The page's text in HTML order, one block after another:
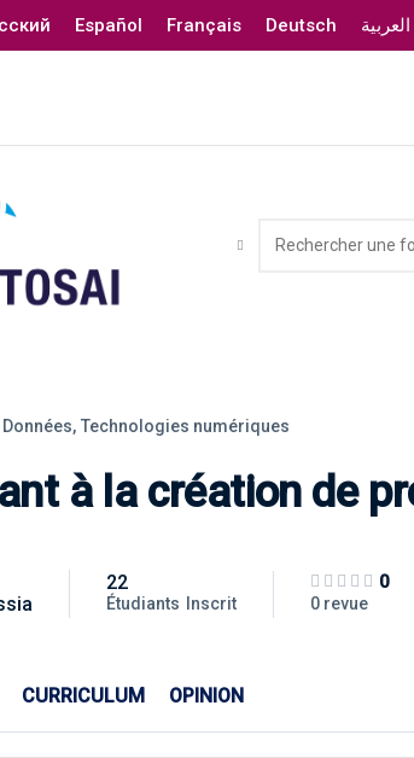
Español Français Deutsch العربية
Données, Technologies numériques
à la création de
22
Étudiants Inscrit
0
0 revue
CURRICULUM OPINION